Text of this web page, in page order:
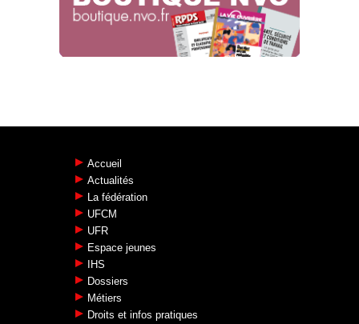
16.02.2024
Accueil
Actualités
La fédération
UFCM
UFR
Espace jeunes
IHS
Dossiers
Métiers
Droits et infos pratiques